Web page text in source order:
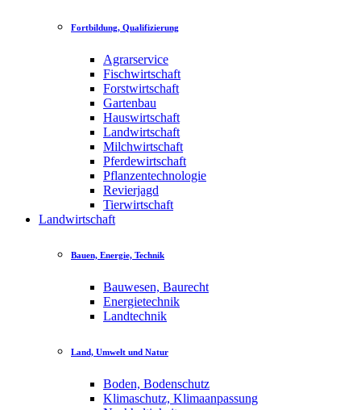
Fortbildung, Qualifizierung
Agrarservice
Fischwirtschaft
Forstwirtschaft
Gartenbau
Hauswirtschaft
Landwirtschaft
Milchwirtschaft
Pferdewirtschaft
Pflanzentechnologie
Revierjagd
Tierwirtschaft
Landwirtschaft
Bauen, Energie, Technik
Bauwesen, Baurecht
Energietechnik
Landtechnik
Land, Umwelt und Natur
Boden, Bodenschutz
Klimaschutz, Klimaanpassung